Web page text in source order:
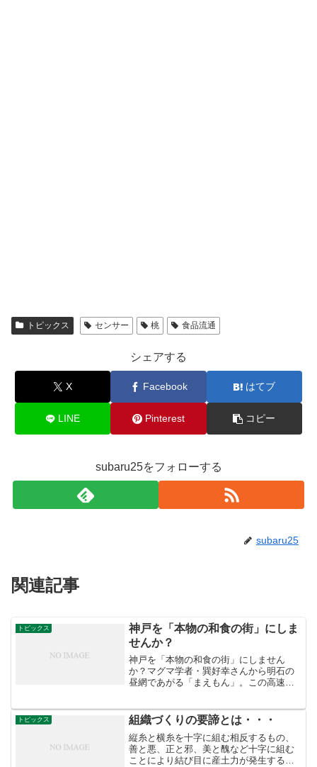
トピックス センサー 桃 食品流通
シェアする
X Facebook はてブ
LINE Pinterest コピー
subaru25をフォローする
subaru25
関連記事
トピックス
神戸を「本物の和食の街」にしま
せんか？
神戸を「本物の和食の街」にしません
か？マグマ学者・巽好幸さんから明石の
昼網であがる「まえもん」。この高速潮
て、六甲山系軟水による昆布出汁と合わ
せる。また硬水を使った爽や...
トピックス 組織づくりの要諦とは・・・
縦糸と横糸を十字に組む相反するもの、
善と悪、正と邪、美と醜など十字に組む
ことにより結び目に産土力が発生するの